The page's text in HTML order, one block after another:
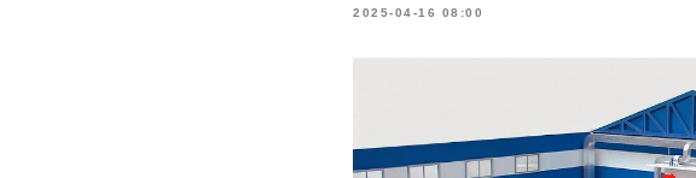
2025-04-16 08:00